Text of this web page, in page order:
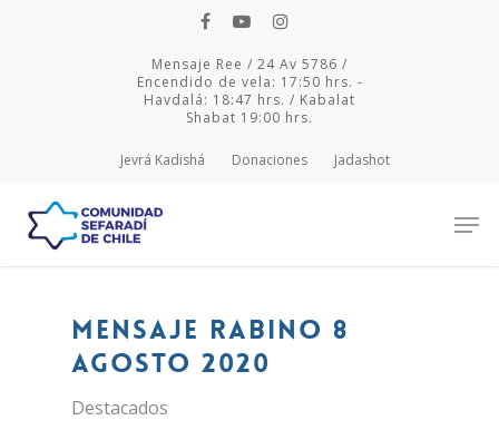
Mensaje Ree / 24 Av 5786 /
Encendido de vela: 17:50 hrs. -
Havdalá: 18:47 hrs. / Kabalat
Shabat 19:00 hrs.
Jevrá Kadishá Donaciones Jadashot
Hit enter to search or ESC to close
Mensaje Rabino 8
agosto 2020
Destacados